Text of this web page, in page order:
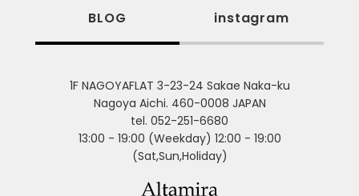
BLOG instagram
1F NAGOYAFLAT 3-23-24 Sakae Naka-ku
Nagoya Aichi. 460-0008 JAPAN
tel. 052-251-6680
13:00 - 19:00 (Weekday) 12:00 - 19:00
(Sat,Sun,Holiday)